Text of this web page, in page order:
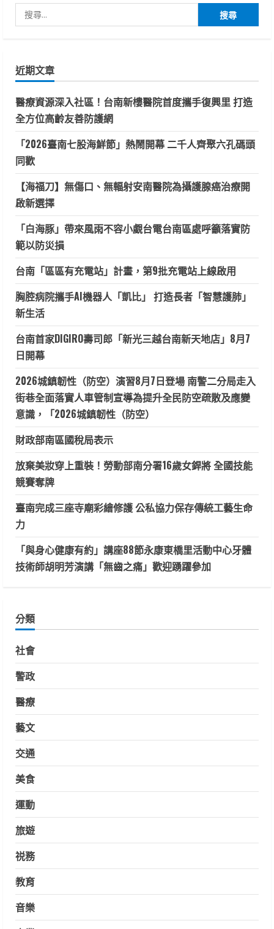
尋
字:
近期文章
醫療資源深入社區！台南新樓醫院首度攜手復興里 打造
全方位高齡友善防護網
「2026臺南七股海鮮節」熱鬧開幕 二千人齊聚六孔碼頭
同歡
【海福刀】無傷口、無輻射安南醫院為攝護腺癌治療開
啟新選擇
「白海豚」帶來風雨不容小覷台電台南區處呼籲落實防
範以防災損
台南「區區有充電站」計畫，第9批充電站上線啟用
胸腔病院攜手AI機器人「凱比」 打造長者「智慧護肺」
新生活
台南首家DIGIRO壽司郎「新光三越台南新天地店」8月7
日開幕
2026城鎮韌性（防空）演習8月7日登場 南警二分局走入
街巷全面落實人車管制宣導為提升全民防空疏散及應變
意識，「2026城鎮韌性（防空）
財政部南區國稅局表示
放棄美妝穿上重裝！勞動部南分署16歲女銲將 全國技能
競賽奪牌
臺南完成三座寺廟彩繪修護 公私協力保存傳統工藝生命
力
「與身心健康有約」講座88節永康東橋里活動中心牙體
技術師胡明芳演講「無齒之痛」歡迎踴躍參加
分類
社會
警政
醫療
藝文
交通
美食
運動
旅遊
祱務
教育
音樂